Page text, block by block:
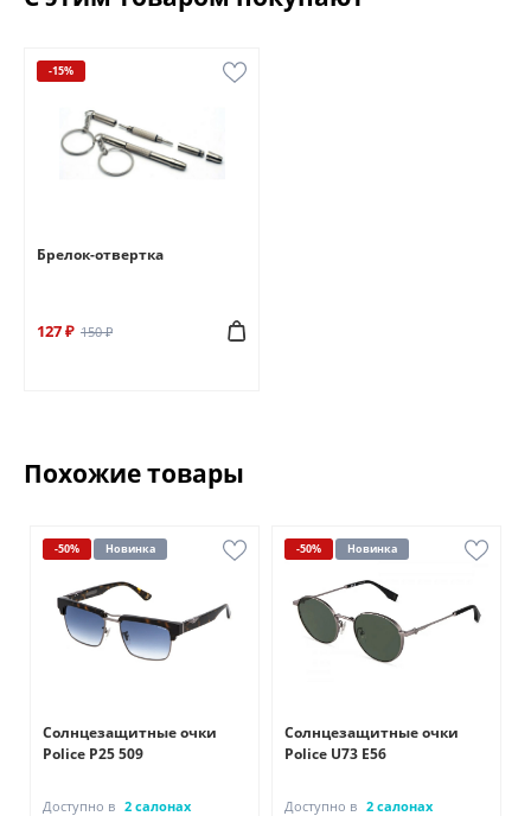
-15%
Брелок-отвертка
127 ₽ 150 ₽
Похожие товары
-50% Новинка
Солнцезащитные очки
Police P25 509
Доступно в 2 салонах
-50% Новинка
Солнцезащитные очки
Police U73 E56
Доступно в 2 салонах